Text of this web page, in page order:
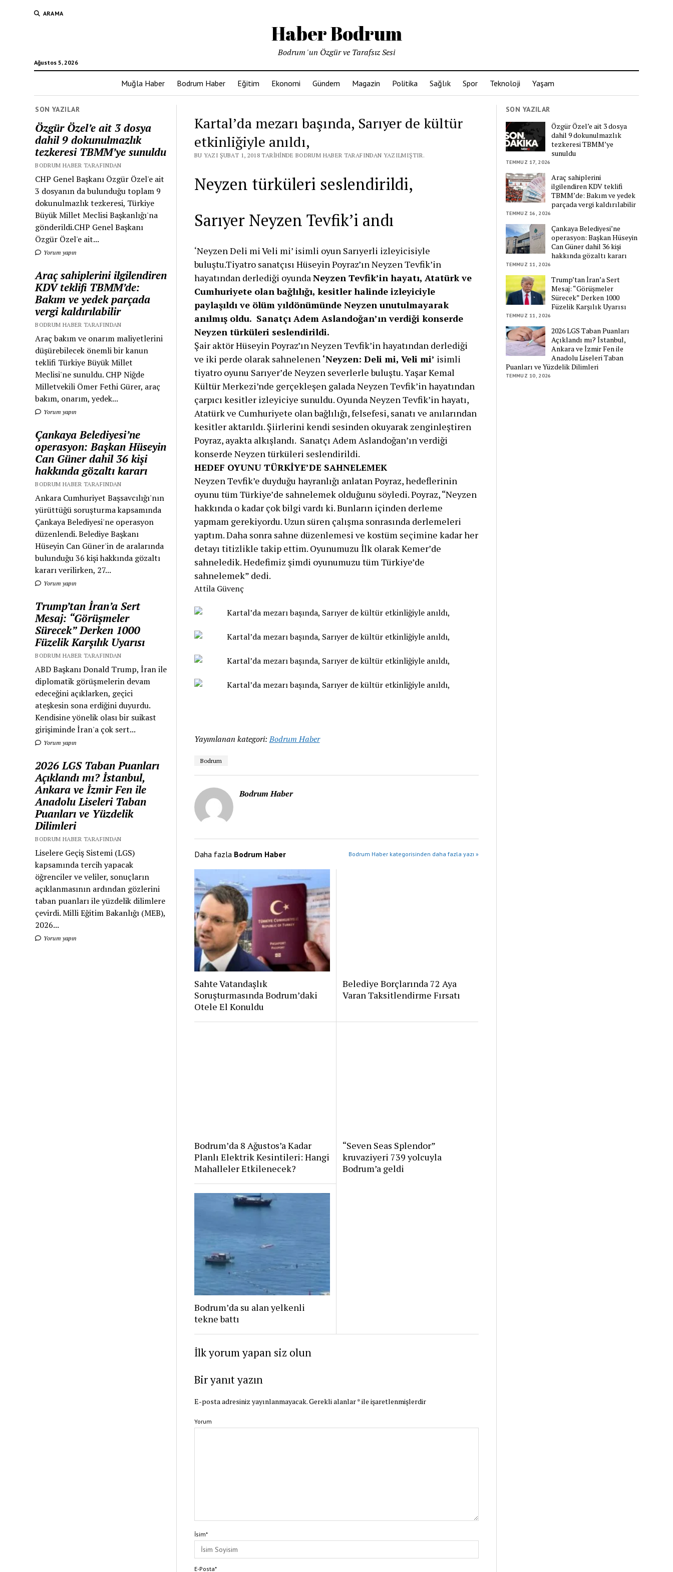
ARAMA
Haber Bodrum
Ağustos 5, 2026
Bodrum 'un Özgür ve Tarafsız Sesi
Muğla Haber Bodrum Haber Eğitim Ekonomi Gündem Magazin Politika Sağlık Spor Teknoloji Yaşam
SON YAZILAR
Özgür Özel’e ait 3 dosya
dahil 9 dokunulmazlık
tezkeresi TBMM’ye sunuldu
BODRUM HABER TARAFINDAN
CHP Genel Başkanı Özgür Özel'e ait
3 dosyanın da bulunduğu toplam 9
dokunulmazlık tezkeresi, Türkiye
Büyük Millet Meclisi Başkanlığı'na
gönderildi.CHP Genel Başkanı
Özgür Özel'e ait...
Yorum yapın
Araç sahiplerini ilgilendiren
KDV teklifi TBMM’de:
Bakım ve yedek parçada
vergi kaldırılabilir
BODRUM HABER TARAFINDAN
Araç bakım ve onarım maliyetlerini
düşürebilecek önemli bir kanun
teklifi Türkiye Büyük Millet
Meclisi'ne sunuldu. CHP Niğde
Milletvekili Ömer Fethi Gürer, araç
bakım, onarım, yedek...
Yorum yapın
Çankaya Belediyesi’ne
operasyon: Başkan Hüseyin
Can Güner dahil 36 kişi
hakkında gözaltı kararı
BODRUM HABER TARAFINDAN
Ankara Cumhuriyet Başsavcılığı'nın
yürüttüğü soruşturma kapsamında
Çankaya Belediyesi'ne operasyon
düzenlendi. Belediye Başkanı
Hüseyin Can Güner'in de aralarında
bulunduğu 36 kişi hakkında gözaltı
kararı verilirken, 27...
Yorum yapın
Trump’tan İran’a Sert
Mesaj: “Görüşmeler
Sürecek” Derken 1000
Füzelik Karşılık Uyarısı
BODRUM HABER TARAFINDAN
ABD Başkanı Donald Trump, İran ile
diplomatik görüşmelerin devam
edeceğini açıklarken, geçici
ateşkesin sona erdiğini duyurdu.
Kendisine yönelik olası bir suikast
girişiminde İran'a çok sert...
Yorum yapın
2026 LGS Taban Puanları
Açıklandı mı? İstanbul,
Ankara ve İzmir Fen ile
Anadolu Liseleri Taban
Puanları ve Yüzdelik
Dilimleri
BODRUM HABER TARAFINDAN
Liselere Geçiş Sistemi (LGS)
kapsamında tercih yapacak
öğrenciler ve veliler, sonuçların
açıklanmasının ardından gözlerini
taban puanları ile yüzdelik dilimlere
çevirdi. Milli Eğitim Bakanlığı (MEB),
2026...
Yorum yapın
Kartal’da mezarı başında, Sarıyer de kültür
etkinliğiyle anıldı,
BU YAZI ŞUBAT 1, 2018 TARIHINDE BODRUM HABER TARAFINDAN YAZILMIŞTIR.
Neyzen türküleri seslendirildi,
Sarıyer Neyzen Tevfik’i andı
‘Neyzen Deli mi Veli mi’ isimli oyun Sarıyerli izleyicisiyle
buluştu.Tiyatro sanatçısı Hüseyin Poyraz’ın Neyzen Tevfik’in
hayatından derlediği oyundaNeyzen Tevfik’in hayatı, Atatürk ve
Cumhuriyete olan bağlılığı, kesitler halinde izleyiciyle
paylaşıldı ve ölüm yıldönümünde Neyzen unutulmayarak
anılmış oldu. Sanatçı Adem Aslandoğan’ın verdiği konserde
Neyzen türküleri seslendirildi.
Şair aktör Hüseyin Poyraz’ın Neyzen Tevfik’in hayatından derlediği
ve iki perde olarak sahnelenen ‘Neyzen: Deli mi, Veli mi’ isimli
tiyatro oyunu Sarıyer’de Neyzen severlerle buluştu. Yaşar Kemal
Kültür Merkezi’nde gerçekleşen galada Neyzen Tevfik’in hayatından
çarpıcı kesitler izleyiciye sunuldu. Oyunda Neyzen Tevfik’in hayatı,
Atatürk ve Cumhuriyete olan bağlılığı, felsefesi, sanatı ve anılarından
kesitler aktarıldı. Şiirlerini kendi sesinden okuyarak zenginleştiren
Poyraz, ayakta alkışlandı. Sanatçı Adem Aslandoğan’ın verdiği
konserde Neyzen türküleri seslendirildi.
HEDEF OYUNU TÜRKİYE’DE SAHNELEMEK
Neyzen Tevfik’e duyduğu hayranlığı anlatan Poyraz, hedeflerinin
oyunu tüm Türkiye’de sahnelemek olduğunu söyledi. Poyraz, “Neyzen
hakkında o kadar çok bilgi vardı ki. Bunların içinden derleme
yapmam gerekiyordu. Uzun süren çalışma sonrasında derlemeleri
yaptım. Daha sonra sahne düzenlemesi ve kostüm seçimine kadar her
detayı titizlikle takip ettim. Oyunumuzu İlk olarak Kemer’de
sahneledik. Hedefimiz şimdi oyunumuzu tüm Türkiye’de
sahnelemek” dedi.
Attila Güvenç
Yayımlanan kategori: Bodrum Haber
Bodrum
Bodrum Haber
Daha fazla Bodrum Haber Bodrum Haber kategorisinden daha fazla yazı »
Sahte Vatandaşlık
Soruşturmasında Bodrum’daki
Otele El Konuldu
Belediye Borçlarında 72 Aya
Varan Taksitlendirme Fırsatı
Bodrum’da 8 Ağustos’a Kadar
Planlı Elektrik Kesintileri: Hangi
Mahalleler Etkilenecek?
“Seven Seas Splendor”
kruvaziyeri 739 yolcuyla
Bodrum’a geldi
Bodrum’da su alan yelkenli
tekne battı
İlk yorum yapan siz olun
Bir yanıt yazın
E-posta adresiniz yayınlanmayacak.Gerekli alanlar*ile işaretlenmişlerdir
Yorum
İsim*
E-Posta*
SON YAZILAR
Özgür Özel’e ait 3 dosya
dahil 9 dokunulmazlık
tezkeresi TBMM’ye
sunuldu
TEMMUZ 17, 2026
Araç sahiplerini
ilgilendiren KDV teklifi
TBMM’de: Bakım ve yedek
parçada vergi kaldırılabilir
TEMMUZ 16, 2026
Çankaya Belediyesi’ne
operasyon: Başkan Hüseyin
Can Güner dahil 36 kişi
hakkında gözaltı kararı
TEMMUZ 11, 2026
Trump’tan İran’a Sert
Mesaj: “Görüşmeler
Sürecek” Derken 1000
Füzelik Karşılık Uyarısı
TEMMUZ 11, 2026
2026 LGS Taban Puanları
Açıklandı mı? İstanbul,
Ankara ve İzmir Fen ile
Anadolu Liseleri Taban
Puanları ve Yüzdelik Dilimleri
TEMMUZ 10, 2026